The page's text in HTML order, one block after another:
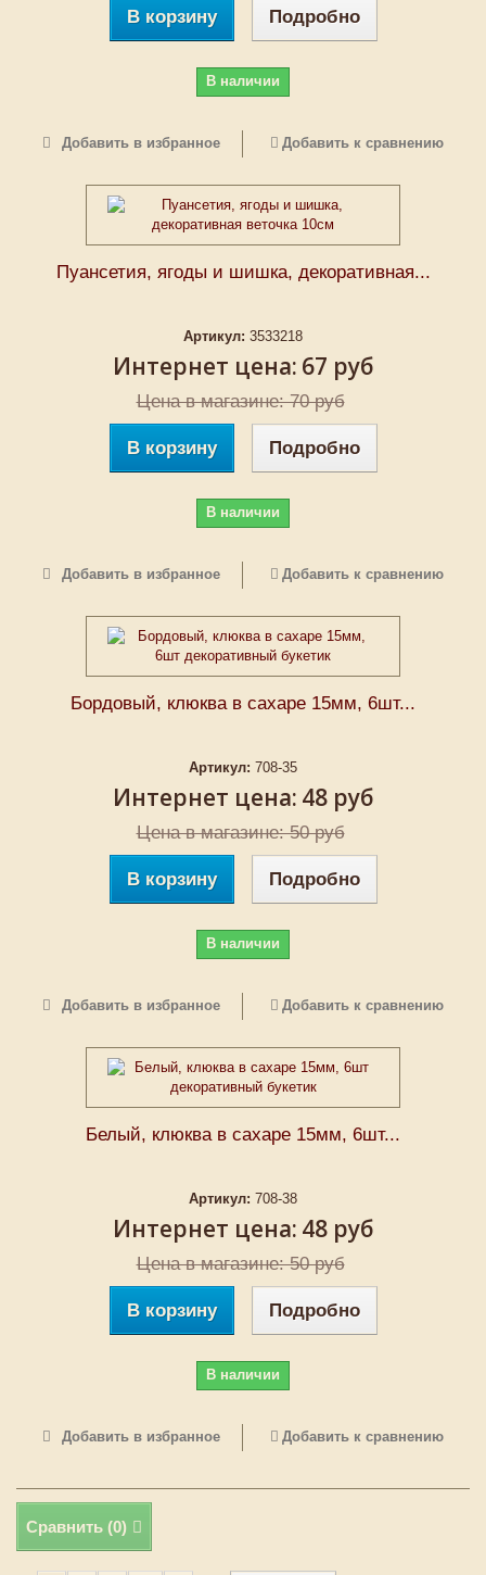
В корзину Подробно
В наличии
Добавить в избранное Добавить к сравнению
Пуансетия, ягоды и шишка, декоративная...
Артикул: 3533218
Интернет цена: 67 руб
Цена в магазине: 70 руб
В корзину Подробно
В наличии
Добавить в избранное Добавить к сравнению
Бордовый, клюква в сахаре 15мм, 6шт...
Артикул: 708-35
Интернет цена: 48 руб
Цена в магазине: 50 руб
В корзину Подробно
В наличии
Добавить в избранное Добавить к сравнению
Белый, клюква в сахаре 15мм, 6шт...
Артикул: 708-38
Интернет цена: 48 руб
Цена в магазине: 50 руб
В корзину Подробно
В наличии
Добавить в избранное Добавить к сравнению
Сравнить (0)